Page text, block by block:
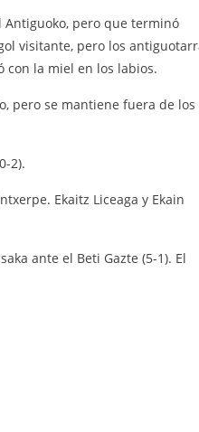
pero que terminó
visitante, pero los
con la miel en los labios.
pero se mantiene fuera de los
2).
Ekaitz Liceaga y Ekain
ante el Beti Gazte (5-1). El